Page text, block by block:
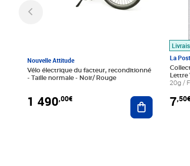
Nouvelle Attitude
Vélo électrique du facteur, reconditionné
- Taille normale - Noir/ Rouge
1 490,00€ Ajouter au
La
20g /
7,50€